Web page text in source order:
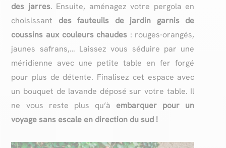
des jarres. Ensuite, aménagez votre pergola en
choisissant des fauteuils de jardin garnis de
coussins aux couleurs chaudes : rouges-orangés,
jaunes safrans,… Laissez vous séduire par une
méridienne avec une petite table en fer forgé
pour plus de détente. Finalisez cet espace avec
un bouquet de lavande déposé sur votre table. Il
ne vous reste plus qu’à embarquer pour un
voyage sans escale en direction du sud !